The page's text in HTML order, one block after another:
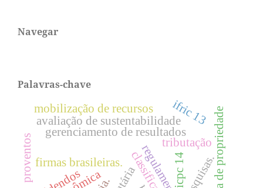
Navegar
Palavras-chave
tributação
gerenciamento de resultados
firmas brasileiras.
avaliação de sustentabilidade
pesquisas.
mobilização de recursos ifric 13
icpc 14
proventos